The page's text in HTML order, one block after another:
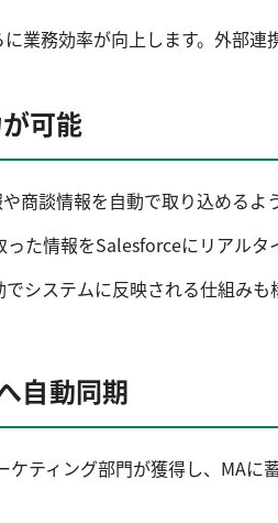
業務効率が向上します。外部
可能
談情報を自動で取り込めるよ
情報をSalesforceにリアルタ
システムに反映される仕組みも
自動同期
ティング部門が獲得し、MA